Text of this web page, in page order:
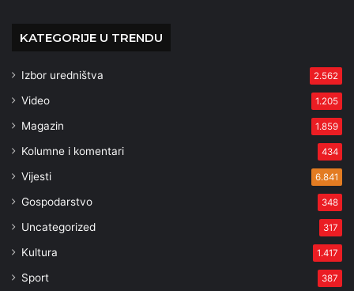
KATEGORIJE U TRENDU
Izbor uredništva 2.562
Video 1.205
Magazin 1.859
Kolumne i komentari 434
Vijesti 6.841
Gospodarstvo 348
Uncategorized 317
Kultura 1.417
Sport 387